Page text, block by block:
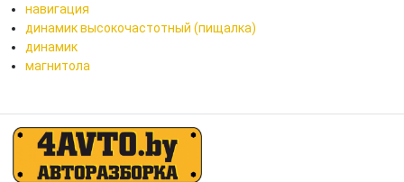
навигация
динамик высокочастотный (пищалка)
динамик
магнитола